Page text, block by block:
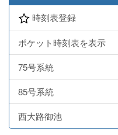
時刻表登録
ポケット時刻表を表示
75号系統
85号系統
西大路御池